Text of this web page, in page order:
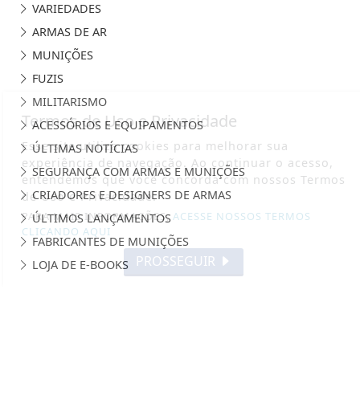
VARIEDADES
ARMAS DE AR
MUNIÇÕES
FUZIS
MILITARISMO
ACESSÓRIOS E EQUIPAMENTOS
ÚLTIMAS NOTÍCIAS
SEGURANÇA COM ARMAS E MUNIÇÕES
CRIADORES E DESIGNERS DE ARMAS
ÚLTIMOS LANÇAMENTOS
FABRICANTES DE MUNIÇÕES
LOJA DE E-BOOKS
Termos de Uso e Privacidade
Esse site utiliza cookies para melhorar sua
experiência de navegação. Ao continuar o acesso,
entendemos que você concorda com nossos Termos
de Uso e Privacidade.
PARA MAIS INFORMAÇÕES,ACESSE NOSSOS TERMOS
CLICANDO AQUI
PROSSEGUIR